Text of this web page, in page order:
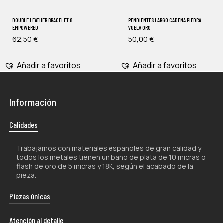
DOUBLE LEATHER BRACELET 8
EMPOWERED
62,50 €
Añadir a favoritos
PENDIENTES LARGO CADENA PIEDRA
VUELA ORO
50,00 €
Añadir a favoritos
Información
Calidades
Trabajamos con materiales españoles de gran calidad y
todos los metales tienen un baño de plata de 10 micras o
flash de oro de 5 micras y 18K, según el acabado de la
pieza.
Piezas únicas
La naturaleza artesanal de nuestros productos los hace
Atención al detalle